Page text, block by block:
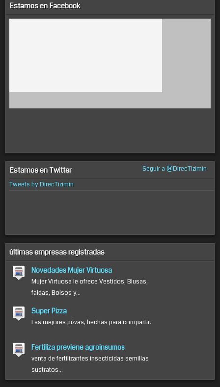
Estamos en Facebook
Estamos en Twitter
Seguir a @DirecTizimin
Tweets by DirecTizimin
últimas empresas registradas
Novedades Mujer Virtuosa
Mujer Virtuosa le ofrece Vestidos, Blusas,
faldas, Bolsos y...
Super Pizza
Las mejores pizzas, hechas para compartir.
Fertiliza previene agroinsumos
venta de fertilizantes insecticidas semillas
sustratos...